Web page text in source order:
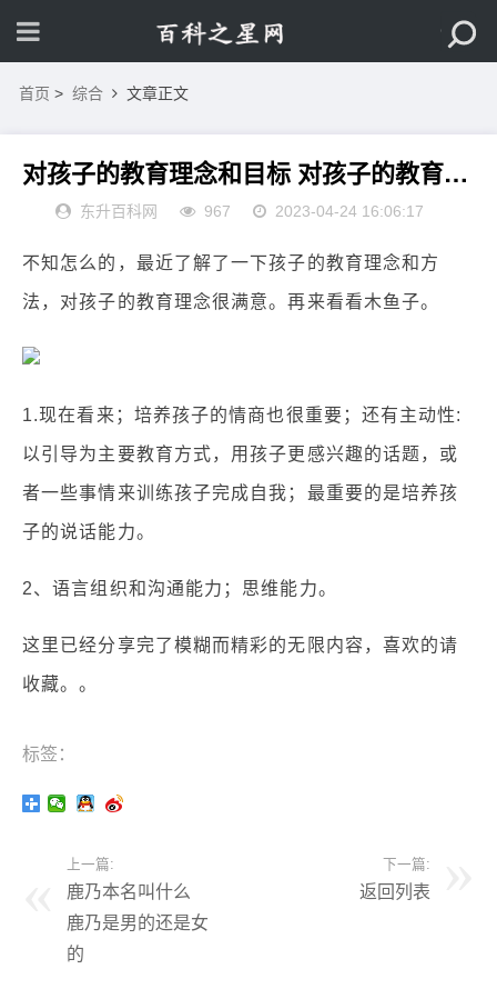
首页 > 综合 文章正文
对孩子的教育理念和目标 对孩子的教育理念是什么
东升百科网 967 2023-04-24 16:06:17
不知怎么的，最近了解了一下孩子的教育理念和方
法，对孩子的教育理念很满意。再来看看木鱼子。
1.现在看来；培养孩子的情商也很重要；还有主动性:
以引导为主要教育方式，用孩子更感兴趣的话题，或
者一些事情来训练孩子完成自我；最重要的是培养孩
子的说话能力。
2、语言组织和沟通能力；思维能力。
这里已经分享完了模糊而精彩的无限内容，喜欢的请
收藏。。
标签：
上一篇:
鹿乃本名叫什么
鹿乃是男的还是女
的
下一篇:
返回列表